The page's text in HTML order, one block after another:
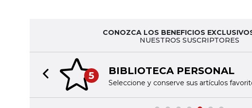
CONOZCA LOS BENEFICIOS
NUESTROS SUSCRIPTORES
5 BIBLIOTECA PERSONAL
Seleccione y conserve sus artículos
Previous slide